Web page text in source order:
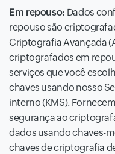
Em repouso: Dados
repouso são
Criptografia Avançada
criptografados em
serviços que você
chaves usando nosso
interno (KMS).
segurança ao
dados usando chaves-
chaves de criptografia